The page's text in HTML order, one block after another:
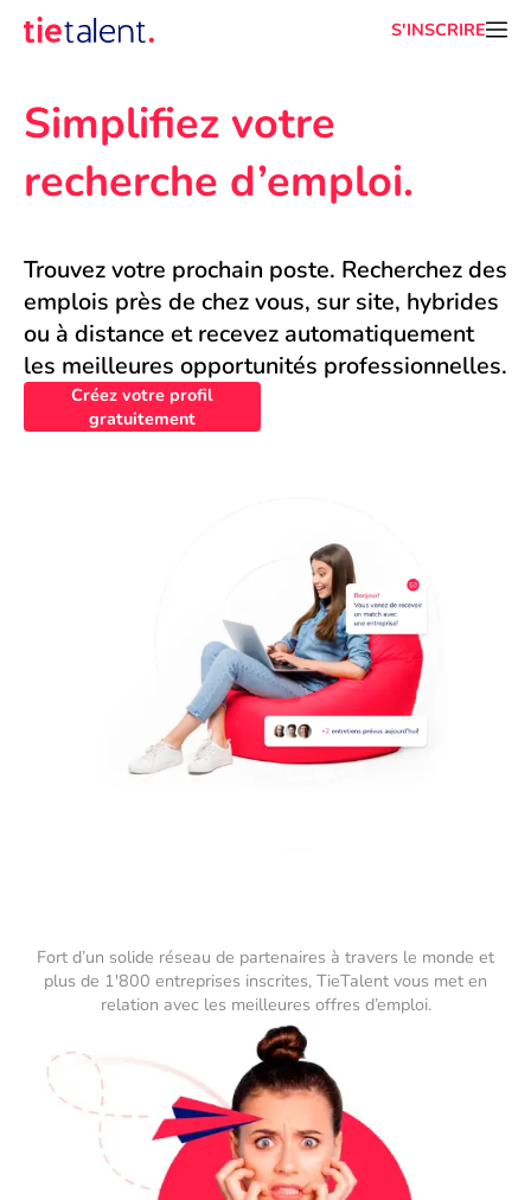
S'INSCRIRE
Simplifiez votre
recherche d’emploi.
Trouvez votre prochain poste. Recherchez des
emplois près de chez vous, sur site, hybrides
ou à distance et recevez automatiquement
les meilleures opportunités professionnelles.
Créez votre profil
gratuitement
Fort d’un solide réseau de partenaires à travers le monde et
plus de 1'800 entreprises inscrites, TieTalent vous met en
relation avec les meilleures offres d’emploi.